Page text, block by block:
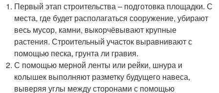
Первый этап строительства – подготовка площадки. С
места, где будет располагаться сооружение, убирают
весь мусор, камни, выкорчёвывают крупные
растения. Строительный участок выравнивают с
помощью песка, грунта ли гравия.
С помощью мерной ленты или рейки, шнура и
колышек выполняют разметку будущего навеса,
выверяя углы между сторонами с помощью